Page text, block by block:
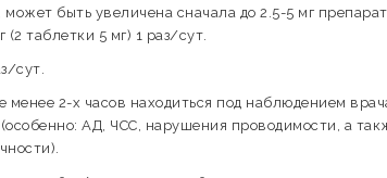
быть увеличена сначала до 2.5-5 мг
таблетки 5 мг) 1 раз/сут.
сут.
2-х часов находиться под наблюдением
АД, ЧСС, нарушения проводимости, а